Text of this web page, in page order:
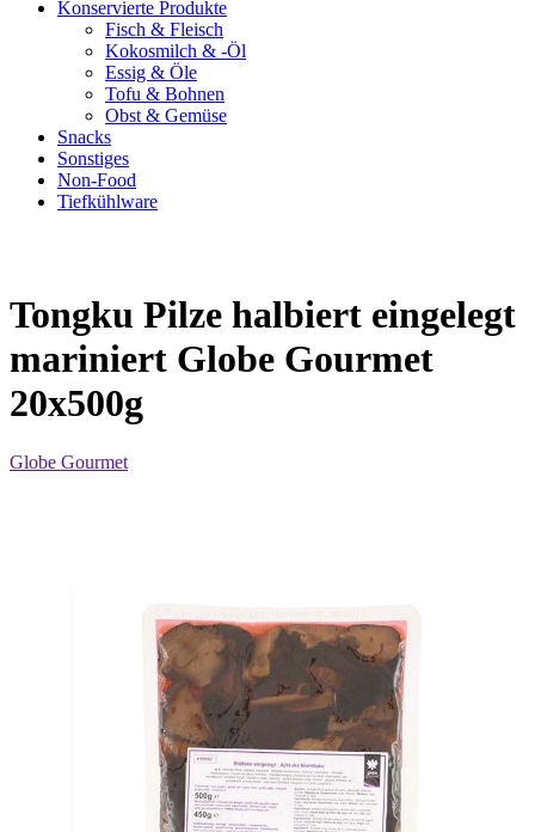
Konservierte Produkte
Fisch & Fleisch
Kokosmilch & -Öl
Essig & Öle
Tofu & Bohnen
Obst & Gemüse
Snacks
Sonstiges
Non-Food
Tiefkühlware
Tongku Pilze halbiert eingelegt
mariniert Globe Gourmet
20x500g
Globe Gourmet